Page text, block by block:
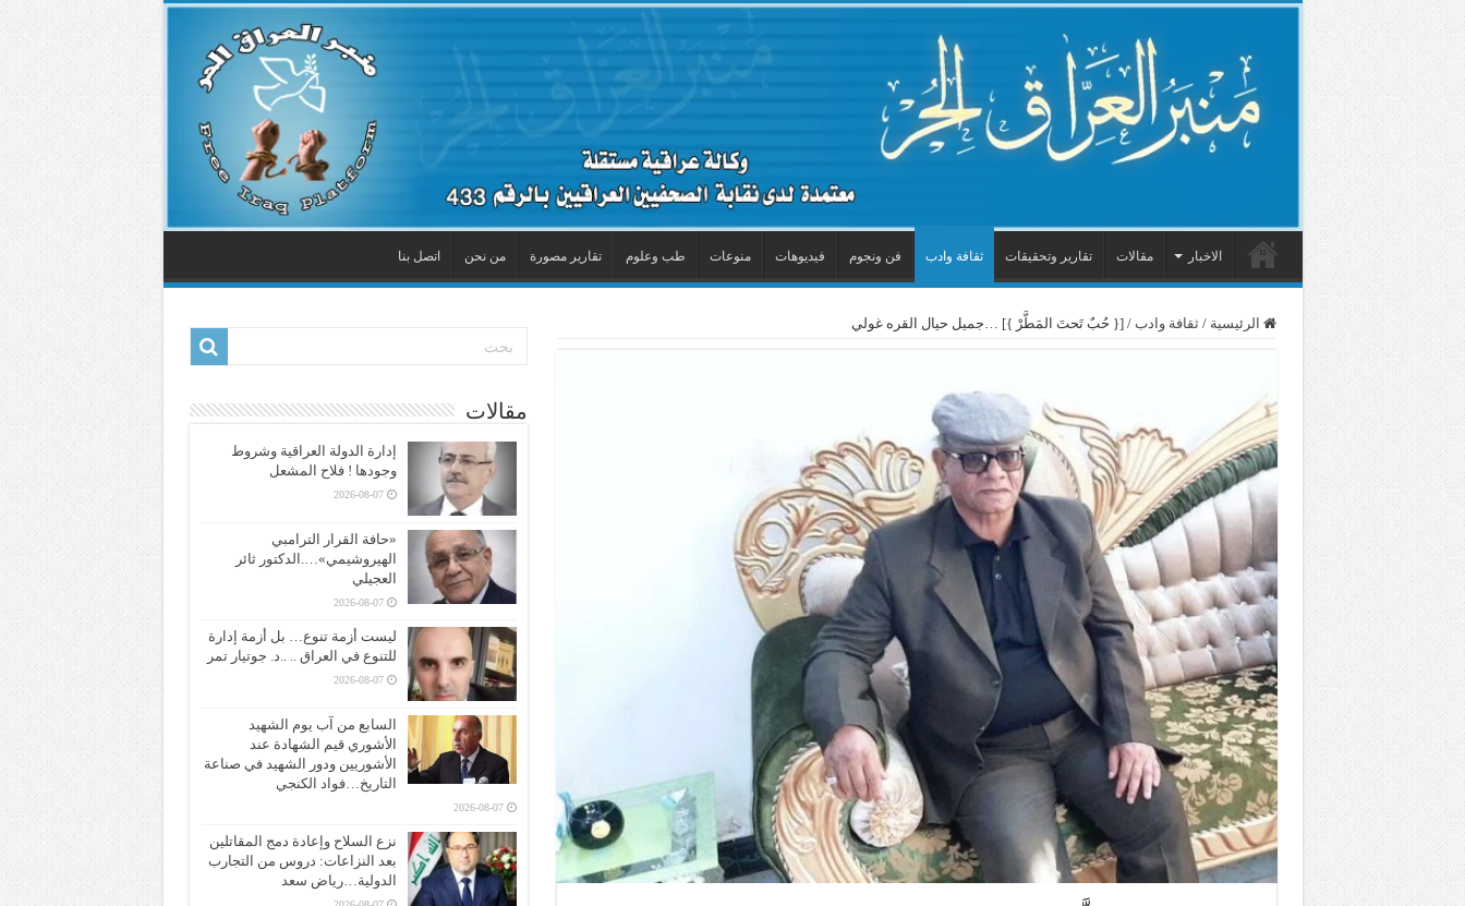
الاخبار مقالات تقارير وتحقيقات ثقافة وادب فن ونجوم فيديوهات منوعات طب وعلوم تقارير مصورة من نحن اتصل بنا
الرئيسية / ثقافة وادب / [{ حُبٌ تَحتَ المَطَّرْ }] …جميل حيال القره غولي
مقالات
إدارة الدولة العراقية وشروط
وجودها ! فلاح المشعل
2026-08-07
«حافة القرار الترامبي
الهيروشيمي»….الدكتور ثائر
العجيلي
2026-08-07
ليست أزمة تنوع… بل أزمة إدارة
للتنوع في العراق .. ..د. جوتيار تمر
2026-08-07
السابع من آب يوم الشهيد
الأشوري قيم الشهادة عند
الأشوريين ودور الشهيد في صناعة
التاريخ…فواد الكنجي
2026-08-07
نزع السلاح وإعادة دمج المقاتلين
بعد النزاعات: دروس من التجارب
الدولية…رياض سعد